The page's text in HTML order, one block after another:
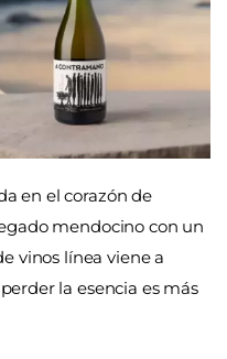
en el corazón de
mendocino con un
vinos línea viene a
la esencia es más